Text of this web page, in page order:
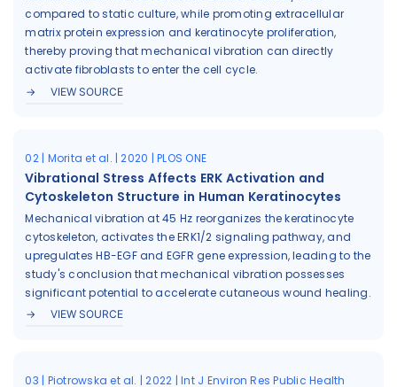
compared to static culture, while promoting extracellular
matrix protein expression and keratinocyte proliferation,
thereby proving that mechanical vibration can directly
activate fibroblasts to enter the cell cycle.
VIEW SOURCE
02 | Morita et al. | 2020 | PLOS ONE
Vibrational Stress Affects ERK Activation and
Cytoskeleton Structure in Human Keratinocytes
Mechanical vibration at 45 Hz reorganizes the keratinocyte
cytoskeleton, activates the ERK1/2 signaling pathway, and
upregulates HB-EGF and EGFR gene expression, leading to the
study's conclusion that mechanical vibration possesses
significant potential to accelerate cutaneous wound healing.
VIEW SOURCE
03 | Piotrowska et al. | 2022 | Int J Environ Res Public Health